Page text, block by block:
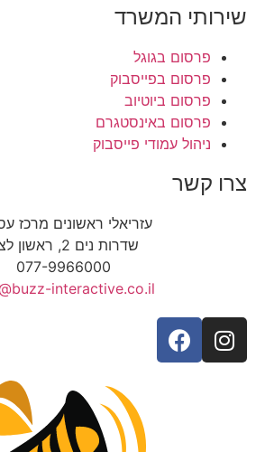
שירותי המשרד
פרסום בגוגל
פרסום בפייסבוק
פרסום ביוטיוב
פרסום באינסטגרם
ניהול עמודי פייסבוק
צרו קשר
עזריאלי ראשונים מרכז
שדרות נים 2, ראשון לציון
077-9966000
interactive.co.il